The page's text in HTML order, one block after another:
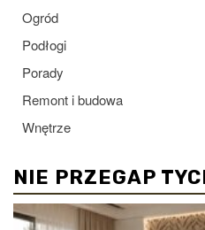
Ogród
Podłogi
Porady
Remont i budowa
Wnętrze
NIE PRZEGAP